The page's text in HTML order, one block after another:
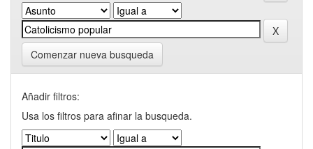
Comenzar nueva busqueda
Añadir filtros:
Usa los filtros para afinar la busqueda.